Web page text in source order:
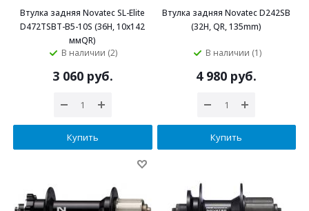
Втулка задняя Novatec SL-Elite
D472TSBT-B5-10S (36H, 10x142
ммQR)
В наличии (2)
3 060 руб.
Купить
Втулка задняя Novatec D242SB
(32H, QR, 135mm)
В наличии (1)
4 980 руб.
Купить